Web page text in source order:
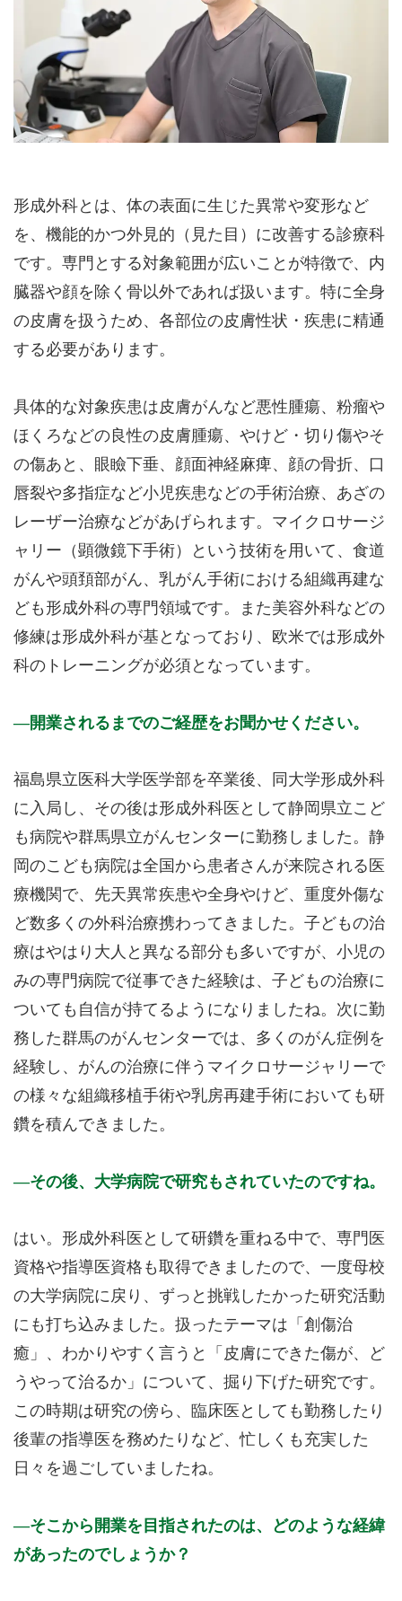
形成外科とは、体の表面に生じた異常や変形など
を、機能的かつ外見的（見た目）に改善する診療科
です。専門とする対象範囲が広いことが特徴で、内
臓器や顔を除く骨以外であれば扱います。特に全身
の皮膚を扱うため、各部位の皮膚性状・疾患に精通
する必要があります。
具体的な対象疾患は皮膚がんなど悪性腫瘍、粉瘤や
ほくろなどの良性の皮膚腫瘍、やけど・切り傷やそ
の傷あと、眼瞼下垂、顔面神経麻痺、顔の骨折、口
唇裂や多指症など小児疾患などの手術治療、あざの
レーザー治療などがあげられます。マイクロサージ
ャリー（顕微鏡下手術）という技術を用いて、食道
がんや頭頚部がん、乳がん手術における組織再建な
ども形成外科の専門領域です。また美容外科などの
修練は形成外科が基となっており、欧米では形成外
科のトレーニングが必須となっています。
開業されるまでのご経歴をお聞かせください。
福島県立医科大学医学部を卒業後、同大学形成外科
に入局し、その後は形成外科医として静岡県立こど
も病院や群馬県立がんセンターに勤務しました。静
岡のこども病院は全国から患者さんが来院される医
療機関で、先天異常疾患や全身やけど、重度外傷な
ど数多くの外科治療携わってきました。子どもの治
療はやはり大人と異なる部分も多いですが、小児の
みの専門病院で従事できた経験は、子どもの治療に
ついても自信が持てるようになりましたね。次に勤
務した群馬のがんセンターでは、多くのがん症例を
経験し、がんの治療に伴うマイクロサージャリーで
の様々な組織移植手術や乳房再建手術においても研
鑽を積んできました。
その後、大学病院で研究もされていたのですね。
はい。形成外科医として研鑽を重ねる中で、専門医
資格や指導医資格も取得できましたので、一度母校
の大学病院に戻り、ずっと挑戦したかった研究活動
にも打ち込みました。扱ったテーマは「創傷治
癒」、わかりやすく言うと「皮膚にできた傷が、ど
うやって治るか」について、掘り下げた研究です。
この時期は研究の傍ら、臨床医としても勤務したり
後輩の指導医を務めたりなど、忙しくも充実した
日々を過ごしていましたね。
そこから開業を目指されたのは、どのような経緯
があったのでしょうか？